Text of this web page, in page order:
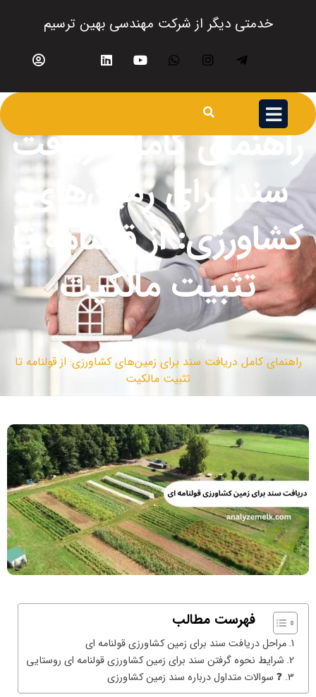
خدمتی دیگر از شرکت مهندسی بهین ترسیم
راهنمای کامل دریافت
سند برای زمین‌های
کشاورزی: از قولنامه تا
تثبیت مالکیت
articles
راهنمای کامل دریافت سند برای زمین‌های کشاورزی: از قولنامه تا
تثبیت مالکیت
فهرست مطالب
مراحل دریافت سند برای زمین کشاورزی قولنامه ای
شرایط نحوه گرفتن سند برای زمین کشاورزی قولنامه ای روستایی
❓ سوالات متداول درباره سند زمین کشاورزی